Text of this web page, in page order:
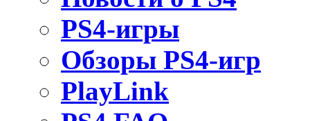
PS4-игры
Обзоры PS4-игр
PlayLink